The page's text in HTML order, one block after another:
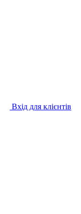
Вхід для клієнтів